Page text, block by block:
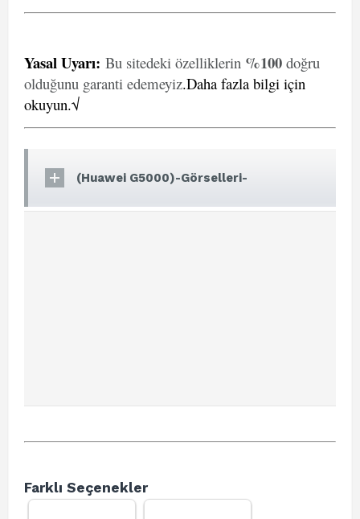
Yasal Uyarı: Bu sitedeki özelliklerin %100 doğru
olduğunu garanti edemeyiz.Daha fazla bilgi için
okuyun.√
(Huawei G5000)-Görselleri-
Farklı Seçenekler